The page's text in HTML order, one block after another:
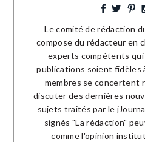
Le comité de rédaction
compose du rédacteur en
experts compétents qui
publications soient fidèles
membres se concertent
discuter des dernières
sujets traités par le
signés "La rédaction"
comme l'opinion